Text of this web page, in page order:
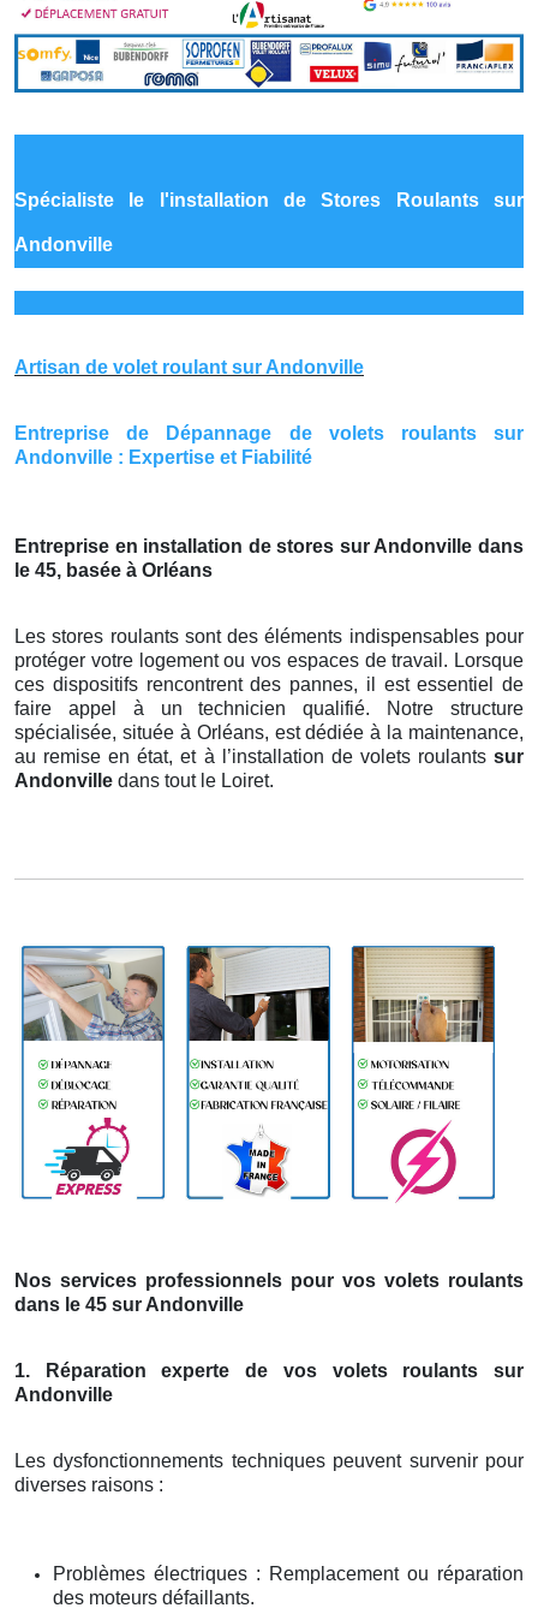
Spécialiste le l'installation de Stores Roulants sur
Andonville
Artisan de volet roulant sur Andonville
Entreprise de Dépannage de volets roulants sur
Andonville : Expertise et Fiabilité
Entreprise en installation de stores sur Andonville dans
le 45, basée à Orléans
Les stores roulants sont des éléments indispensables pour
protéger votre logement ou vos espaces de travail. Lorsque
ces dispositifs rencontrent des pannes, il est essentiel de
faire appel à un technicien qualifié. Notre structure
spécialisée, située à Orléans, est dédiée à la maintenance,
au remise en état, et à l’installation de volets roulants sur
Andonville dans tout le Loiret.
Nos services professionnels pour vos volets roulants
dans le 45 sur Andonville
1. Réparation experte de vos volets roulants sur
Andonville
Les dysfonctionnements techniques peuvent survenir pour
diverses raisons :
Problèmes électriques : Remplacement ou réparation
des moteurs défaillants.